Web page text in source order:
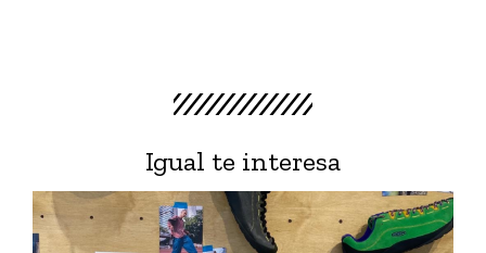
Igual te interesa